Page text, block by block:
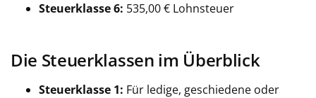
Steuerklasse 6: 535,00 € Lohnsteuer
Die Steuerklassen im Überblick
Steuerklasse 1: Für ledige, geschiedene oder